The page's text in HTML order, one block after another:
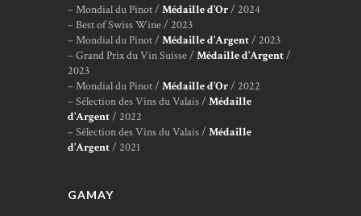
– Mondial du Pinot / Médaille d’Or/ 2024
– Best of Swiss Wine / 2023
– Mondial du Pinot / Médaille d’Argent/ 2023
– Grand Prix du Vin Suisse / Médaille d’Argent/
2023
– Mondial du Pinot / Médaille d’Or/ 2022
– Sélection des Vins du Valais / Médaille
d’Argent/ 2022
– Sélection des Vins du Valais / Médaille
d’Argent/ 2021
GAMAY